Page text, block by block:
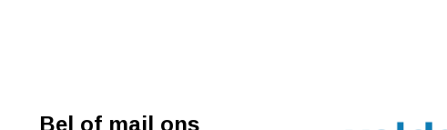
Bel of mail ons